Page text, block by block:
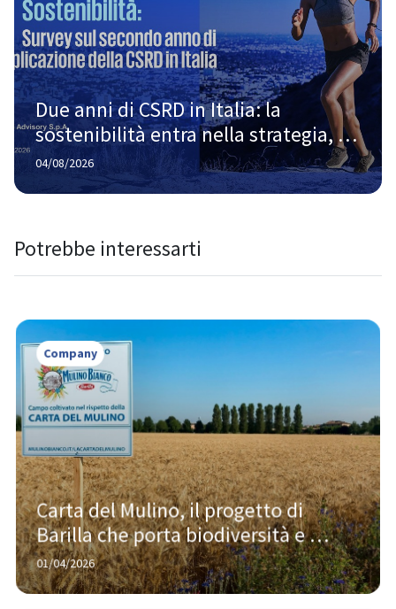
Due anni di CSRD in Italia: la
sostenibilità entra nella strategia,
ma la strada verso la piena maturità
è ancora lunga
04/08/2026
Potrebbe interessarti
Company
Carta del Mulino, il progetto di
Barilla che porta biodiversità e
trasparenza nella filiera del grano
tenero
01/04/2026